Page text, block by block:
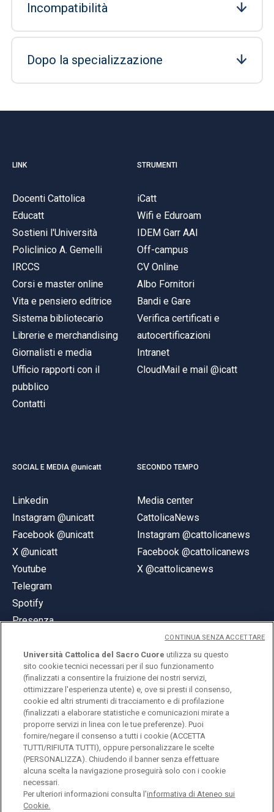
Incompatibilità
Dopo la specializzazione
LINK
Docenti Cattolica
Educatt
Sostieni l'Università
Policlinico A. Gemelli
IRCCS
Corsi e master online
Vita e pensiero editrice
Sistema bibliotecario
Librerie e merchandising
Giornalisti e media
Ufficio rapporti con il
pubblico
Contatti
STRUMENTI
iCatt
Wifi e Eduroam
IDEM Garr AAI
Off-campus
CV Online
Albo Fornitori
Bandi e Gare
Verifica certificati e
autocertificazioni
Intranet
CloudMail e mail @icatt
SOCIAL E MEDIA @unicatt
Linkedin
Instagram @unicatt
Facebook @unicatt
X @unicatt
Youtube
Telegram
Spotify
Presenza
SECONDO TEMPO
Media center
CattolicaNews
Instagram @cattolicanews
Facebook @cattolicanews
X @cattolicanews
© Università Cattolica del Sacro Cuore
Largo A. Gemelli 1, 20123 Milano
PI 02133120150
ENGLISH
Università Cattolica del Sacro Cuore utilizza su questo
sito cookie tecnici necessari per il suo funzionamento
(finalizzati a consentire la fruizione dei nostri servizi,
ottimizzare l'esperienza utente) e, ove si presti il consenso,
cookie ed altri strumenti di tracciamento e di profilazione
(finalizzati a elaborare statistiche e comunicazioni mirate a
proporre servizi in linea con le tue preferenze). Puoi
fornire/negare il consenso a tutti i cookie (ACCETTA
TUTTI/RIFIUTA TUTTI), oppure personalizzare le scelte
(PERSONALIZZA). Chiudendo il banner senza effettuare
alcuna scelta la navigazione proseguirà solo con i cookie
necessari.
Per ulteriori informazioni consulta l'informativa di Ateneo sui
Cookie.
CONTINUA SENZA ACCETTARE